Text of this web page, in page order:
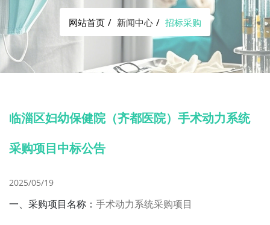
网站首页 新闻中心 招标采购
临淄区妇幼保健院（齐都医院）手术动力系统
采购项目中标公告
2025/05/19
一、采购项目名称： 手术动力系统采购项目